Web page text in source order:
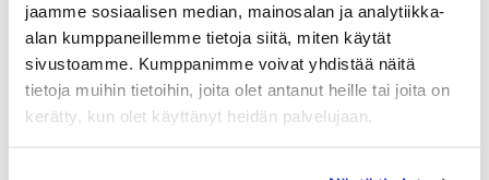
jaamme sosiaalisen median, mainosalan ja analytiikka-
alan kumppaneillemme tietoja siitä, miten käytät
sivustoamme. Kumppanimme voivat yhdistää näitä
tietoja muihin tietoihin, joita olet antanut heille tai joita on
kerätty, kun olet käyttänyt heidän palvelujaan.
Vielä ehdit astella pitkin aikajanaa ja lukea tiivistyksen
SHG:n mielenkiintoisesta historiasta! Seinäke puretaan
maanantaina 4.8.